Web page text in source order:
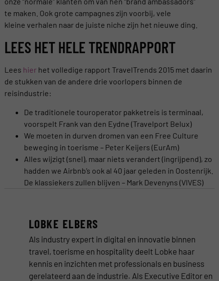
te maken. Ook grote campagnes zijn voorbij, vele
kleine verhalen naar de juiste niche zijn het nieuwe ding.
LEES HET HELE TRENDRAPPORT
Lees hierhet volledige rapport TravelTrends 2015 met daarin
de stukken van de andere drie voorlopers binnen de
reisindustrie:
De traditionele touroperator pakketreis is terminaal,
voorspelt Frank van den Eydne (Travelport Belux)
We moeten in durven dromen van een Free Culture
beweging in toerisme – Peter Keijers (EurAm)
Alles wijzigt (snel), maar niets verandert (ingrijpend), zo
hadden we Airbnb’s ook al 40 jaar geleden in Oostenrijk.
De klassiekers zullen blijven – Mark Devenyns (VIVES)
LOBKE ELBERS
Als industry expert in digital en innovatie binnen
travel, toerisme en hospitality deelt Lobke haar
kennis en inzichten met professionals en business
gerelateerd aan de industrie. Als Executive Editor en